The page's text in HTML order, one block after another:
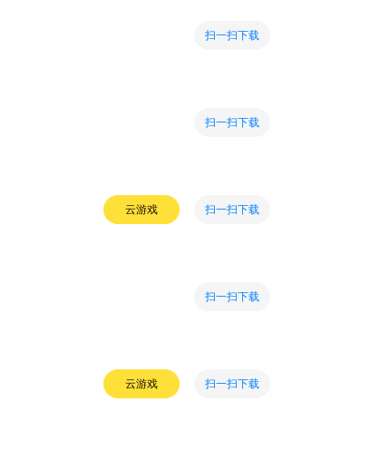
扫一扫下载
扫一扫下载
云游戏 扫一扫下载
扫一扫下载
云游戏 扫一扫下载